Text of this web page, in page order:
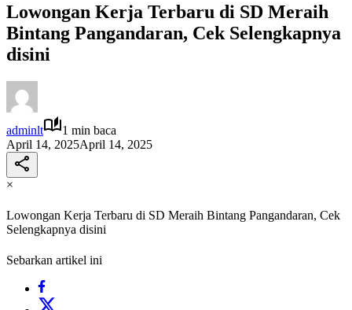
Lowongan Kerja Terbaru di SD Meraih
Bintang Pangandaran, Cek Selengkapnya
disini
adminlt
1 min baca
April 14, 2025April 14, 2025
×
Lowongan Kerja Terbaru di SD Meraih Bintang Pangandaran, Cek
Selengkapnya disini
Sebarkan artikel ini